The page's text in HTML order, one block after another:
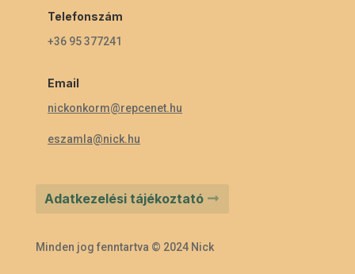
Telefonszám
+36 95 377241
Email
nickonkorm@repcenet.hu
eszamla@nick.hu
Adatkezelési tájékoztató
Minden jog fenntartva © 2024 Nick